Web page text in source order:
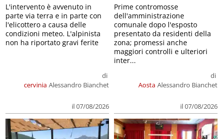
cervinia
di
Alessandro Bianchet
il 07/08/2026
L'intervento è avvenuto in
parte via terra e in parte con
l'elicottero a causa delle
condizioni meteo. L'alpinista
non ha riportato gravi ferite
Aosta
di
Alessandro Bianchet
il 07/08/2026
Prime contromosse
dell'amministrazione
comunale dopo l'esposto
presentato da residenti della
zona; promessi anche
maggiori controlli e ulteriori
inter...